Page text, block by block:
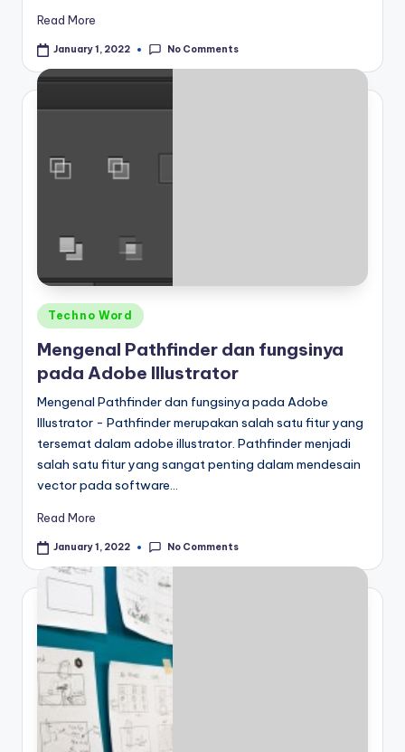
Read More
January 1, 2022 No Comments
Posted
in
Techno Word
Mengenal Pathfinder dan fungsinya
pada Adobe Illustrator
Mengenal Pathfinder dan fungsinya pada Adobe
Illustrator - Pathfinder merupakan salah satu fitur yang
tersemat dalam adobe illustrator. Pathfinder menjadi
salah satu fitur yang sangat penting dalam mendesain
vector pada software…
Read More
January 1, 2022 No Comments